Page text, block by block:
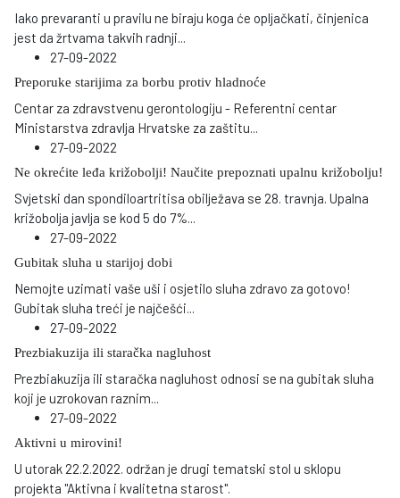
Iako prevaranti u pravilu ne biraju koga će opljačkati, činjenica
jest da žrtvama takvih radnji
27-09-2022
Preporuke starijima za borbu protiv hladnoće
Centar za zdravstvenu gerontologiju - Referentni centar
Ministarstva zdravlja Hrvatske za zaštitu
27-09-2022
Ne okrećite leđa križobolji! Naučite prepoznati upalnu križobolju!
Svjetski dan spondiloartritisa obilježava se 28. travnja. Upalna
križobolja javlja se kod 5 do 7%
27-09-2022
Gubitak sluha u starijoj dobi
Nemojte uzimati vaše uši i osjetilo sluha zdravo za gotovo!
Gubitak sluha treći je najčešći
27-09-2022
Prezbiakuzija ili staračka nagluhost
Prezbiakuzija ili staračka nagluhost odnosi se na gubitak sluha
koji je uzrokovan raznim
27-09-2022
Aktivni u mirovini!
U utorak 22.2.2022. održan je drugi tematski stol u sklopu
projekta "Aktivna i kvalitetna starost".